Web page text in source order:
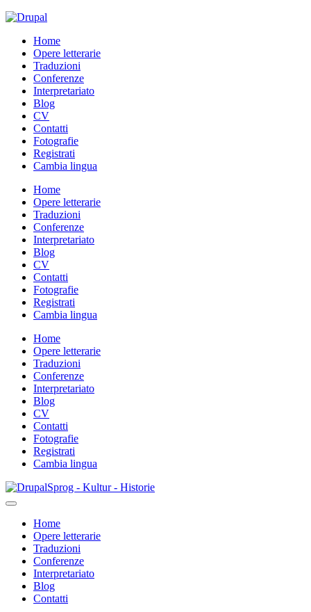
Home
Opere letterarie
Traduzioni
Conferenze
Interpretariato
Blog
CV
Contatti
Fotografie
Registrati
Cambia lingua
Home
Opere letterarie
Traduzioni
Conferenze
Interpretariato
Blog
CV
Contatti
Fotografie
Registrati
Cambia lingua
Home
Opere letterarie
Traduzioni
Conferenze
Interpretariato
Blog
CV
Contatti
Fotografie
Registrati
Cambia lingua
Salta
al
principale
Sprog - Kultur - Historie
Primær
navigation
Home
Opere letterarie
Traduzioni
Conferenze
Interpretariato
Blog
Contatti